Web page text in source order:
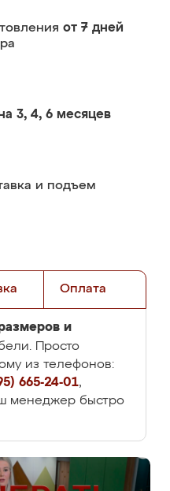
от 7 дней
3, 4, 6 месяцев
и подъем
Оплата
и
Просто
из телефонов:
665-24-01,
менеджер быстро